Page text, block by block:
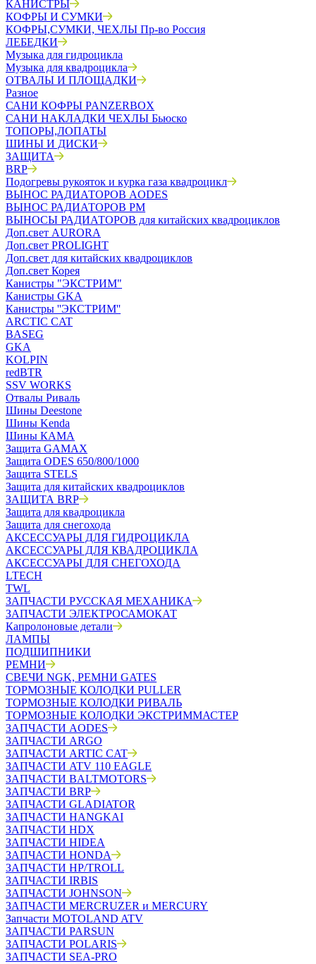
КАНИСТРЫ
КОФРЫ И СУМКИ
КОФРЫ,СУМКИ, ЧЕХЛЫ Пр-во Россия
ЛЕБЕДКИ
Музыка для гидроцикла
Музыка для квадроцикла
ОТВАЛЫ И ПЛОЩАДКИ
Разное
САНИ КОФРЫ PANZERBOX
САНИ НАКЛАДКИ ЧЕХЛЫ Бьюско
ТОПОРЫ,ЛОПАТЫ
ШИНЫ И ДИСКИ
ЗАЩИТА
BRP
Подогревы рукояток и курка газа квадроцикл
ВЫНОС РАДИАТОРОВ AODES
ВЫНОС РАДИАТОРОВ РМ
ВЫНОСЫ РАДИАТОРОВ для китайских квадроциклов
Доп.свет AURORA
Доп.свет PROLIGHT
Доп.свет для китайских квадроциклов
Доп.свет Корея
Канистры "ЭКСТРИМ"
Канистры GKA
Канистры ''ЭКСТРИМ''
ARCTIC CAT
BASEG
GKA
KOLPIN
redBTR
SSV WORKS
Отвалы Риваль
Шины Deestone
Шины Kenda
Шины КАМА
Защита GAMAX
Защита ODES 650/800/1000
Защита STELS
Защита для китайских квадроциклов
ЗАЩИТА BRP
Защита для квадроцикла
Защита для снегохода
АКСЕССУАРЫ ДЛЯ ГИДРОЦИКЛА
АКСЕССУАРЫ ДЛЯ КВАДРОЦИКЛА
АКСЕССУАРЫ ДЛЯ СНЕГОХОДА
LTECH
TWL
ЗАПЧАСТИ РУССКАЯ МЕХАНИКА
ЗАПЧАСТИ ЭЛЕКТРОСАМОКАТ
Капролоновые детали
ЛАМПЫ
ПОДШИПНИКИ
РЕМНИ
СВЕЧИ NGK, РЕМНИ GATES
ТОРМОЗНЫЕ КОЛОДКИ PULLER
ТОРМОЗНЫЕ КОЛОДКИ РИВАЛЬ
ТОРМОЗНЫЕ КОЛОДКИ ЭКСТРИММАСТЕР
ЗАПЧАСТИ AODES
ЗАПЧАСТИ ARGO
ЗАПЧАСТИ ARTIC CAT
ЗАПЧАСТИ ATV 110 EAGLE
ЗАПЧАСТИ BALTMOTORS
ЗАПЧАСТИ BRP
ЗАПЧАСТИ GLADIATOR
ЗАПЧАСТИ HANGKAI
ЗАПЧАСТИ HDX
ЗАПЧАСТИ HIDEA
ЗАПЧАСТИ HONDA
ЗАПЧАСТИ HP/TROLL
ЗАПЧАСТИ IRBIS
ЗАПЧАСТИ JOHNSON
ЗАПЧАСТИ MERCRUZER и MERCURY
Запчасти MOTOLAND ATV
ЗАПЧАСТИ PARSUN
ЗАПЧАСТИ POLARIS
ЗАПЧАСТИ SEA-PRO